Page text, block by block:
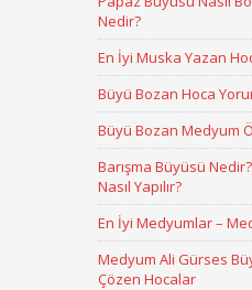
Nedir?
En İyi Muska Yazan
Büyü Bozan Hoca
Büyü Bozan Medyum
Barışma Büyüsü
Nasıl Yapılır?
En İyi Medyumlar –
Medyum Ali Gürses
Çözen Hocalar